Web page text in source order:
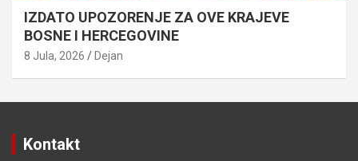
IZDATO UPOZORENJE ZA OVE KRAJEVE
BOSNE I HERCEGOVINE
8 Jula, 2026 Dejan
Kontakt